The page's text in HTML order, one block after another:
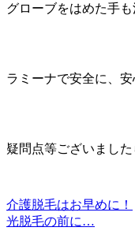
グローブをはめた手も
ラミーナで安全に、
疑問点等ございまし
介護脱毛はお早めに！
光脱毛の前に…